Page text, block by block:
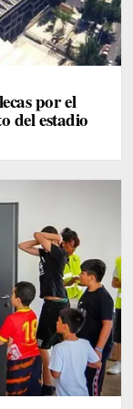
por el
del estadio